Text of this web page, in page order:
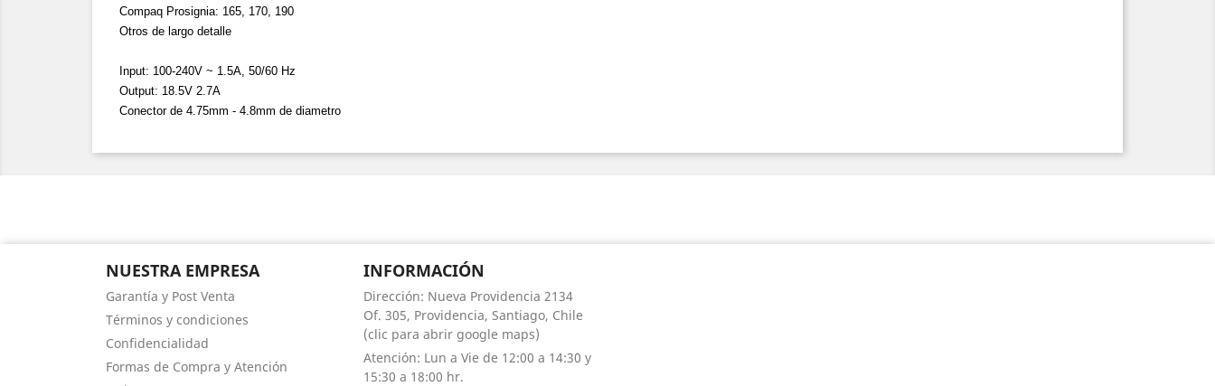
Compaq Prosignia: 165, 170, 190
Otros de largo detalle
Input: 100-240V ~ 1.5A, 50/60 Hz
Output: 18.5V 2.7A
Conector de 4.75mm - 4.8mm de diametro
NUESTRA EMPRESA
Garantía y Post Venta
Términos y condiciones
Confidencialidad
Formas de Compra y Atención
INFORMACIÓN
Dirección: Nueva Providencia 2134
Of. 305, Providencia, Santiago, Chile
(clic para abrir google maps)
Atención: Lun a Vie de 12:00 a 14:30 y
15:30 a 18:00 hr.